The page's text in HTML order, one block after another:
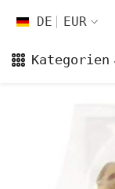
DE
EUR
Kategorien